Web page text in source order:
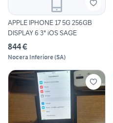
APPLE IPHONE 17 5G 256GB
DISPLAY 6 3" iOS SAGE
844 €
Nocera Inferiore(SA)